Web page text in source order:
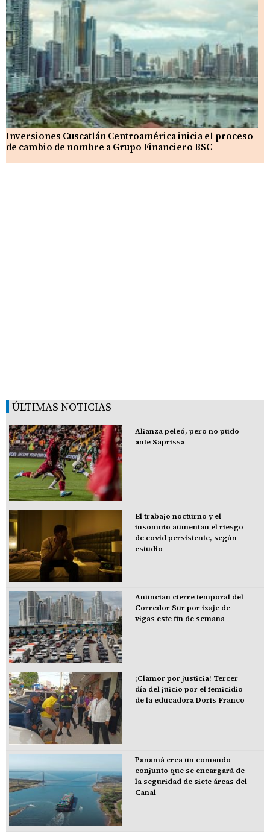
Inversiones Cuscatlán Centroamérica inicia el proceso
de cambio de nombre a Grupo Financiero BSC
ÚLTIMAS NOTICIAS
Alianza peleó, pero no pudo
ante Saprissa
El trabajo nocturno y el
insomnio aumentan el riesgo
de covid persistente, según
estudio
Anuncian cierre temporal del
Corredor Sur por izaje de
vigas este fin de semana
¡Clamor por justicia! Tercer
día del juicio por el femicidio
de la educadora Doris Franco
Panamá crea un comando
conjunto que se encargará de
la seguridad de siete áreas del
Canal